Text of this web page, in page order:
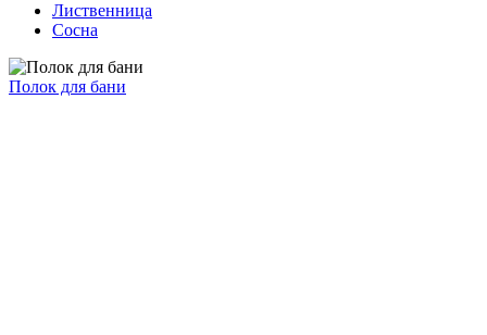
Лиственница
Сосна
Полок для бани